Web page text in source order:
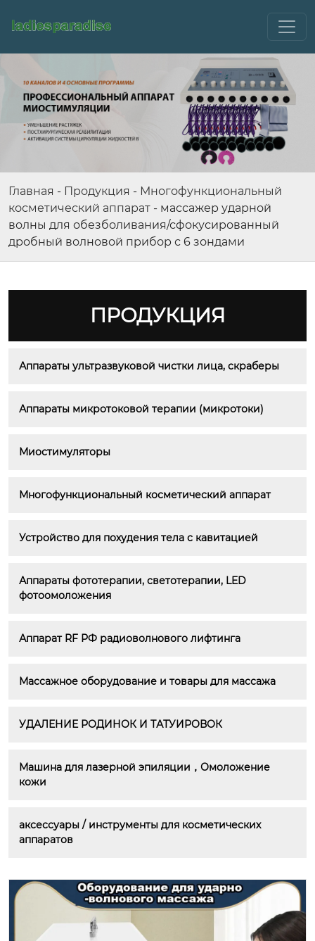
Главная - Продукция - Многофункциональный
косметический аппарат - массажер ударной
волны для обезболивания/сфокусированный
дробный волновой прибор с 6 зондами
ПРОДУКЦИЯ
Аппараты ультразвуковой чистки лица, скраберы
Аппараты микротоковой терапии (микротоки)
Миостимуляторы
Многофункциональный косметический аппарат
Устройство для похудения тела с кавитацией
Аппараты фототерапии, светотерапии, LED
фотоомоложения
Аппарат RF РФ радиоволнового лифтинга
Массажное оборудование и товары для массажа
УДАЛЕНИЕ РОДИНОК И ТАТУИРОВОК
Машина для лазерной эпиляции，Омоложение
кожи
аксессуары / инструменты для косметических
аппаратов